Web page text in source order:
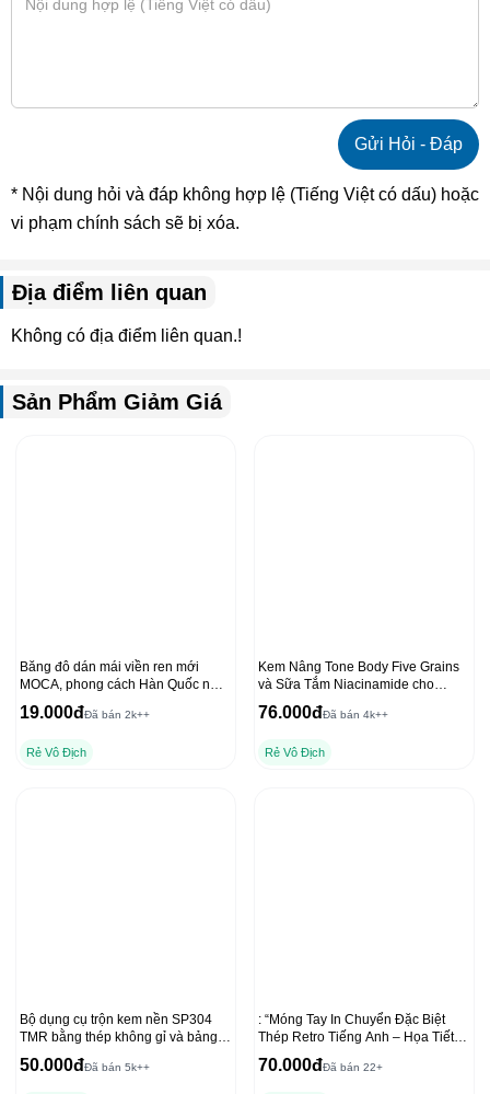
* Nội dung hỏi và đáp không hợp lệ (Tiếng Việt có dấu) hoặc
vi phạm chính sách sẽ bị xóa.
Địa điểm liên quan
Không có địa điểm liên quan.!
Sản Phẩm Giảm Giá
Băng đô dán mái viền ren mới
MOCA, phong cách Hàn Quốc nữ
tính
19.000đĐã bán 2k++
Rẻ Vô Địch
Kem Nâng Tone Body Five Grains
và Sữa Tắm Niacinamide cho
Dưỡng Thể Ban Đêm
76.000đĐã bán 4k++
Rẻ Vô Địch
Bộ dụng cụ trộn kem nền SP304
TMR bằng thép không gỉ và bảng
trộn acrylic cho lớp nền mịn
50.000đĐã bán 5k++
: “Móng Tay In Chuyển Đặc Biệt
Thép Retro Tiếng Anh – Họa Tiết
Sáng Tạo”
70.000đĐã bán 22+